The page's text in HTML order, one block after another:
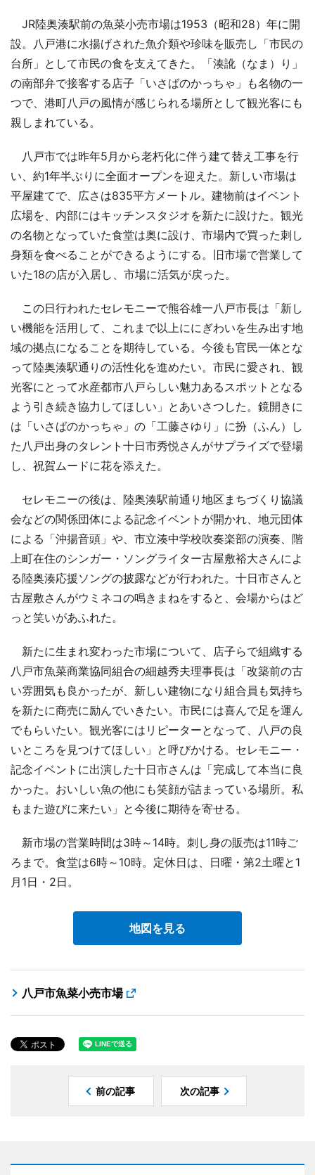
JR陸奥湊駅前の魚菜小売市場は1953（昭和28）年に開
設。八戸港に水揚げされた魚介類や珍味を販売し「市民の
台所」として市民の食を支えてきた。「湊訛（なま）り」
の南部弁で接客する店子「いさばのかっちゃ」も名物の一
つで、港町八戸の風情が感じられる場所として観光客にも
親しまれている。
八戸市では昨年5月から老朽化に伴う建て替え工事を行
い、約1年半ぶりに全面オープンを迎えた。新しい市場は
平屋建てで、広さは835平方メートル。建物前はイベント
広場を、内部にはキッチンスタジオを新たに設けた。観光
の名物となっていた食堂は奥に設け、市場内で買った刺し
身類を食べることができるようにする。旧市場で営業して
いた18の店が入居し、市場に活気が戻った。
この日行われたセレモニーで熊谷雄一八戸市長は「新し
い機能を活用して、これまで以上ににぎわいを生み出す地
域の拠点になることを期待している。今後も官民一体とな
って陸奥湊駅通りの活性化を進めたい。市民に愛され、観
光客にとって水産都市八戸らしい魅力あるスポットとなる
よう引き続き協力してほしい」とあいさつした。鏡開きに
は「いさばのかっちゃ」の「工藤さゆり」に扮（ふん）し
た八戸出身のタレント十日市秀悦さんがサプライズで登場
し、祝賀ムードに花を添えた。
セレモニーの後は、陸奥湊駅前通り地区まちづくり協議
会などの関係団体による記念イベントが開かれ、地元団体
による「沖揚音頭」や、市立湊中学校吹奏楽部の演奏、階
上町在住のシンガー・ソングライター古屋敷裕大さんによ
る陸奥湊応援ソングの披露などが行われた。十日市さんと
古屋敷さんがウミネコの鳴きまねをすると、会場からはど
っと笑いがあふれた。
新たに生まれ変わった市場について、店子らで組織する
八戸市魚菜商業協同組合の細越秀夫理事長は「改築前の古
い雰囲気も良かったが、新しい建物になり組合員も気持ち
を新たに商売に励んでいきたい。市民には喜んで足を運ん
でもらいたい。観光客にはリピーターとなって、八戸の良
いところを見つけてほしい」と呼びかける。セレモニー・
記念イベントに出演した十日市さんは「完成して本当に良
かった。おいしい魚の他にも笑顔が詰まっている場所。私
もまた遊びに来たい」と今後に期待を寄せる。
新市場の営業時間は3時～14時。刺し身の販売は11時ご
ろまで。食堂は6時～10時。定休日は、日曜・第2土曜と1
月1日・2日。
地図を見る
八戸市魚菜小売市場
前の記事 次の記事